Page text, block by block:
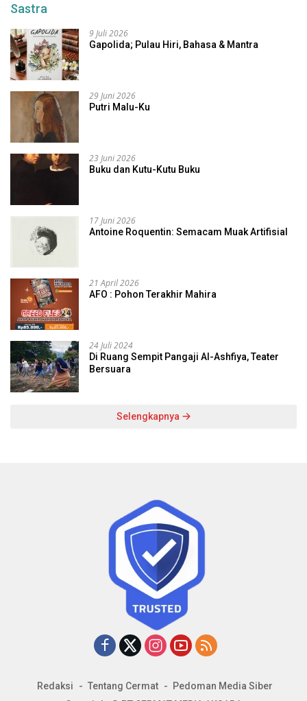
Sastra
9 Juli 2026
Gapolida; Pulau Hiri, Bahasa & Mantra
29 Juni 2026
Putri Malu-Ku
23 Juni 2026
Buku dan Kutu-Kutu Buku
17 Juni 2026
Antoine Roquentin: Semacam Muak Artifisial
21 April 2026
AFO : Pohon Terakhir Mahira
24 Juli 2024
Di Ruang Sempit Pangaji Al-Ashfiya, Teater
Bersuara
Selengkapnya
Redaksi Tentang Cermat
Pedoman Media Siber